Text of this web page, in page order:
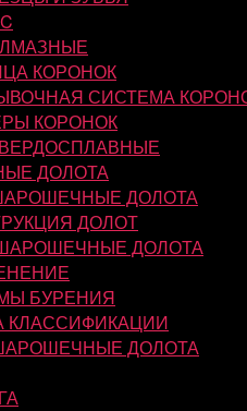
КОРОНОК
СИСТЕМА
КОРОНОК
ДОЛОТА
ДОЛОТА
ДОЛОТ
ДОЛОТА
БУРЕНИЯ
КЛАССИФИКАЦИИ
ДОЛОТА